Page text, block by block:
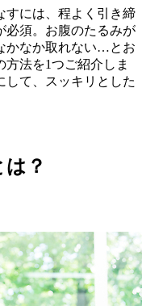
すには、程よく引き締
必須。お腹のたるみが
かなか取れない…とお
法を1つご紹介しま
して、スッキリとした
？